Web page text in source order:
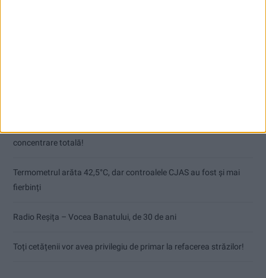
concentrare totală!
Termometrul arăta 42,5°C, dar controalele CJAS au fost și mai
fierbinți
Radio Reșița – Vocea Banatului, de 30 de ani
Toți cetățenii vor avea privilegiu de primar la refacerea străzilor!